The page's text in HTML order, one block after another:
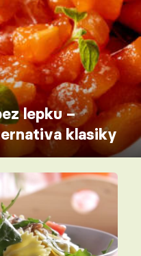
lepku –
klasiky